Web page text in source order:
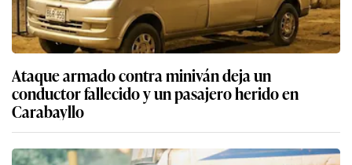
Ataque armado contra miniván deja un
conductor fallecido y un pasajero herido en
Carabayllo